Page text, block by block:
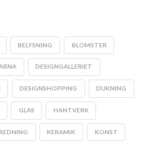
BELYSNING BLOMSTER
DESIGNGALLERIET
DESIGNSHOPPING DUKNING
GLAS HANTVERK
KERAMIK KONST